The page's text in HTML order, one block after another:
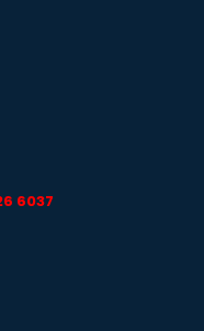
6037